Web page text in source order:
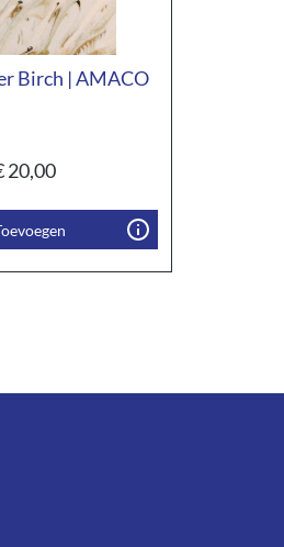
Birch | AMACO
20,00